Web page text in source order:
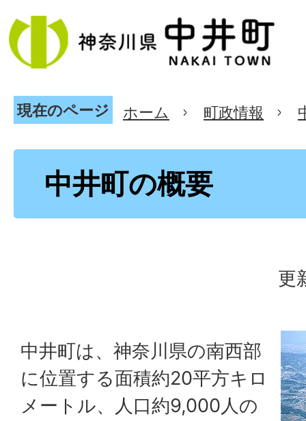
現在のページ ホーム 町政情報
中井町の概要
更
中井町は、神奈川県の南西部
に位置する面積約20平方キロ
メートル、人口約9,000人の